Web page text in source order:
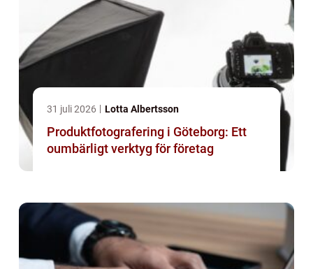
31 juli 2026 Lotta Albertsson
Produktfotografering i Göteborg: Ett
oumbärligt verktyg för företag